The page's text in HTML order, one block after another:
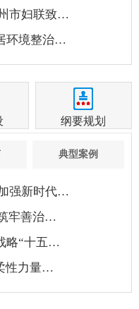
市妇联致…
环境整治…
纲要规划
典型案例
强新时代…
牢善治…
略“十五…
性力量…